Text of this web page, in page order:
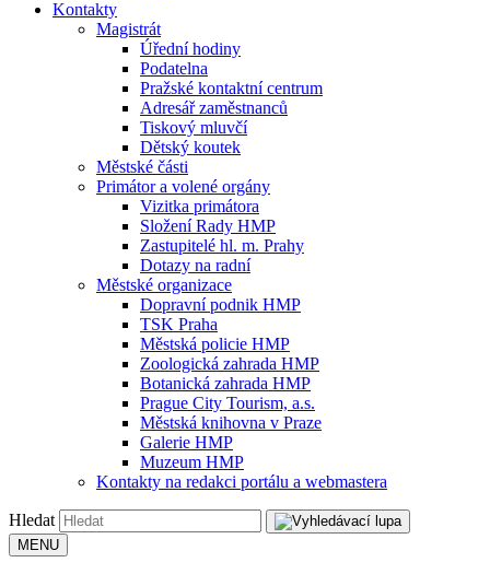
Kontakty
Magistrát
Úřední hodiny
Podatelna
Pražské kontaktní centrum
Adresář zaměstnanců
Tiskový mluvčí
Dětský koutek
Městské části
Primátor a volené orgány
Vizitka primátora
Složení Rady HMP
Zastupitelé hl. m. Prahy
Dotazy na radní
Městské organizace
Dopravní podnik HMP
TSK Praha
Městská policie HMP
Zoologická zahrada HMP
Botanická zahrada HMP
Prague City Tourism, a.s.
Městská knihovna v Praze
Galerie HMP
Muzeum HMP
Kontakty na redakci portálu a webmastera
Hledat
MENU